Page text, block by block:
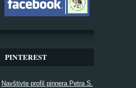
PINTEREST
Navštivte profil pinnera Petra S.